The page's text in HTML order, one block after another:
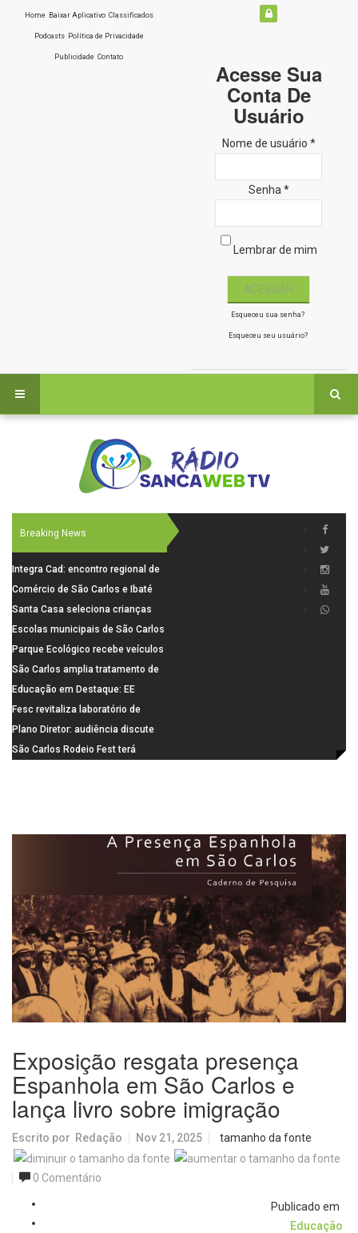
Home Baixar Aplicativo Classificados
Podcasts Política de Privacidade
Publicidade Contato
Acesse Sua
Conta De
Usuário
Nome de usuário *
Senha *
Lembrar de mim
Esqueceu sua senha?
Esqueceu seu usuário?
Breaking News
Integra Cad: encontro regional de
segurança púbica será realizado
dia 10 de agosto em São Carlos
Comércio de São Carlos e Ibaté
terá horário especial para o dia
dos Pais
Santa Casa seleciona crianças
para pesquisa sobre dor de
crescimento
Escolas municipais de São Carlos
superam média Nacional do IDEB
Parque Ecológico recebe veículos
elétricos e moderniza rotina de
manejo dos animais
São Carlos amplia tratamento de
resíduos de saúde com autoclave
de última geração
Educação em Destaque: EE
Visconde da Cunha Bueno, em
Santa Eudóxia, alcança nota 7,8
no IDEB 2025 e celebra conquista
Fesc revitaliza laboratório de
informática da Emeb Ulysses
Picolo
Plano Diretor: audiência discute
mobilidade urbana e infraestrutura
São Carlos Rodeio Fest terá
Exposição resgata presença
Espanhola em São Carlos e
lança livro sobre imigração
Escrito por Redação Nov 21, 2025 tamanho da fonte
0 Comentário
Publicado em
Educação